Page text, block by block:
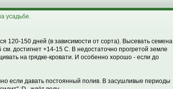
усадьбе.
120-150 дней (в зависимости от сорта). Высевать семена
достигнет +14-15 С. В недостаточно прогретой земле
на грядке-кровати. И особенно хорошо - если до
если давать постоянный полив. В засушливые периоды